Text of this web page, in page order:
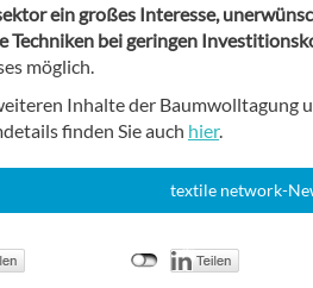
ein großes Interesse,
Techniken bei geringen
möglich.
Inhalte der Baumwolltagung
finden Sie auch hier.
textile network-